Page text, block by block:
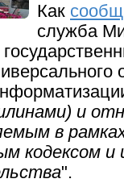
Как
служба
и
в
кодексом
".